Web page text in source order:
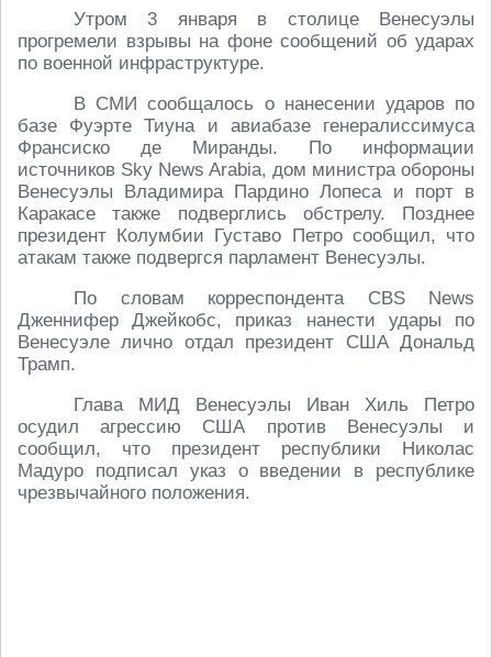
Утром 3 января в столице Венесуэлы
прогремели взрывы на фоне сообщений об ударах
по военной инфраструктуре.
В СМИ сообщалось о нанесении ударов по
базе Фуэрте Тиуна и авиабазе генералиссимуса
Франсиско де Миранды. По информации
источников Sky News Arabia, дом министра обороны
Венесуэлы Владимира Пардино Лопеса и порт в
Каракасе также подверглись обстрелу. Позднее
президент Колумбии Густаво Петро сообщил, что
атакам также подвергся парламент Венесуэлы.
По словам корреспондента CBS News
Дженнифер Джейкобс, приказ нанести удары по
Венесуэле лично отдал президент США Дональд
Трамп.
Глава МИД Венесуэлы Иван Хиль Петро
осудил агрессию США против Венесуэлы и
сообщил, что президент республики Николас
Мадуро подписал указ о введении в республике
чрезвычайного положения.